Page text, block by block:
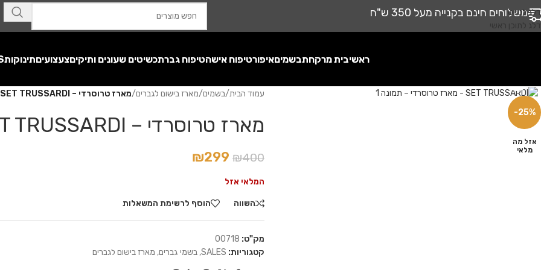
דלג לניווט
דלג לתוכן ראשי
משלוחים חינם בקנייה מעל 350 ש"ח
ראשיבית מרקחתבשמיםאיפורטיפוח אישהטיפוח גברתכשיטים שעונים ותיקיםצעצועיםתינוקות
-25%
אזל מה
מלאי
עמוד הבית/בשמים/מארז בישום לגברים/מארז טרוסרדי – SET TRUSSARDI
מארז טרוסרדי – SET TRUSSARDI
₪400
₪299
המלאי אזל
השווה הוסף לרשימת המשאלות
מק"ט: 00718
קטגוריות: SALES
, בשמי גברים, מארז בישום לגברים